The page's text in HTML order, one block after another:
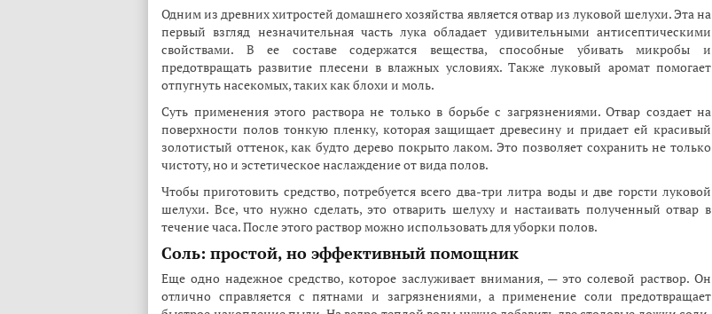
Одним из древних хитростей домашнего хозяйства является отвар из луковой шелухи. Эта на
первый взгляд незначительная часть лука обладает удивительными антисептическими
свойствами. В ее составе содержатся вещества, способные убивать микробы и
предотвращать развитие плесени в влажных условиях. Также луковый аромат помогает
отпугнуть насекомых, таких как блохи и моль.
Суть применения этого раствора не только в борьбе с загрязнениями. Отвар создает на
поверхности полов тонкую пленку, которая защищает древесину и придает ей красивый
золотистый оттенок, как будто дерево покрыто лаком. Это позволяет сохранить не только
чистоту, но и эстетическое наслаждение от вида полов.
Чтобы приготовить средство, потребуется всего два-три литра воды и две горсти луковой
шелухи. Все, что нужно сделать, это отварить шелуху и настаивать полученный отвар в
течение часа. После этого раствор можно использовать для уборки полов.
Соль: простой, но эффективный помощник
Еще одно надежное средство, которое заслуживает внимания, — это солевой раствор. Он
отлично справляется с пятнами и загрязнениями, а применение соли предотвращает